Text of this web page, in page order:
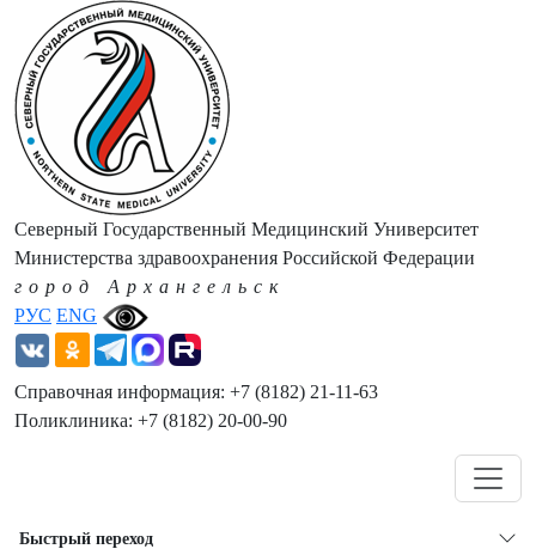
РУС ENG
Северный Государственный Медицинский Университет
Министерства здравоохранения Российской Федерации
город Архангельск
Справочная информация: +7 (8182) 21-11-63
Поликлиника: +7 (8182) 20-00-90
Быстрый переход